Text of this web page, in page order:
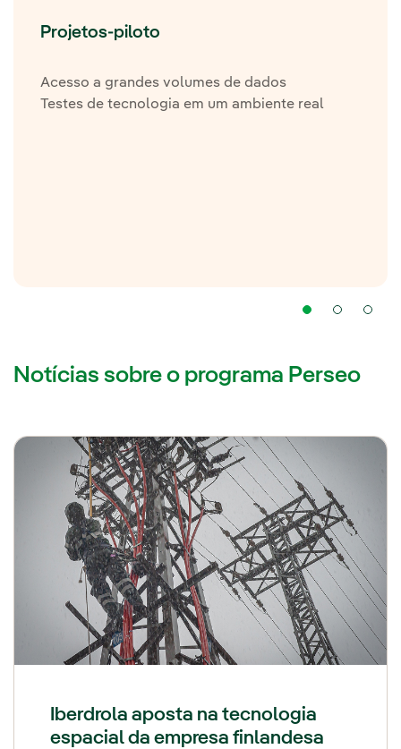
Projetos-piloto
Acesso a grandes volumes de dados
Testes de tecnologia em um ambiente real
Notícias sobre o programa Perseo
Iberdrola aposta na tecnologia
espacial da empresa finlandesa